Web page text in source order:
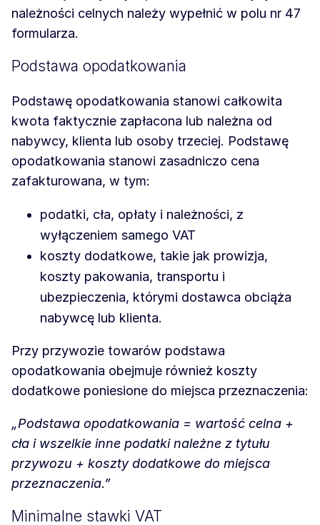
należności celnych należy wypełnić w polu nr 47
formularza.
Podstawa opodatkowania
Podstawę opodatkowania stanowi całkowita
kwota faktycznie zapłacona lub należna od
nabywcy, klienta lub osoby trzeciej. Podstawę
opodatkowania stanowi zasadniczo cena
zafakturowana, w tym:
podatki, cła, opłaty i należności, z
wyłączeniem samego VAT
koszty dodatkowe, takie jak prowizja,
koszty pakowania, transportu i
ubezpieczenia, którymi dostawca obciąża
nabywcę lub klienta.
Przy przywozie towarów podstawa
opodatkowania obejmuje również koszty
dodatkowe poniesione do miejsca przeznaczenia:
„Podstawa opodatkowania = wartość celna +
cła i wszelkie inne podatki należne z tytułu
przywozu + koszty dodatkowe do miejsca
przeznaczenia.”
Minimalne stawki VAT